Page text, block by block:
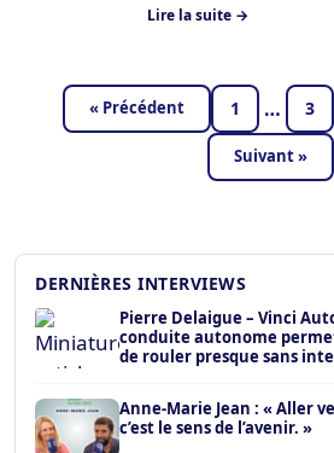
Lire la suite →
« Précédent 1 … 3
Suivant »
DERNIÈRES INTERVIEWS
Pierre Delaigue – Vinci
conduite autonome
de rouler presque sans
Anne-Marie Jean : « Aller
c’est le sens de l’avenir. »